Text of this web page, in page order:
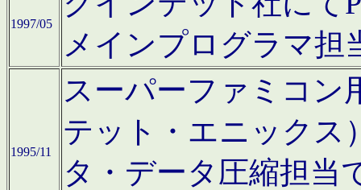
1997/05
メインプログラマ担
1995/11
スーパーファミコン
テット・エニックス
タ・データ圧縮担当